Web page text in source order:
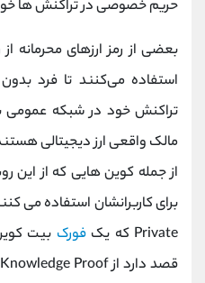
حریم خصوصی در تراکنش ها
بعضی از رمز ارزهای محرمانه
استفاده می‌کنند تا فرد
تراکنش خود در شبکه عمومی
مالک واقعی ارز دیجیتالی
از جمله کوین هایی که از
برای کاربرانشان استفاده می
Private که یک
فورک بیت